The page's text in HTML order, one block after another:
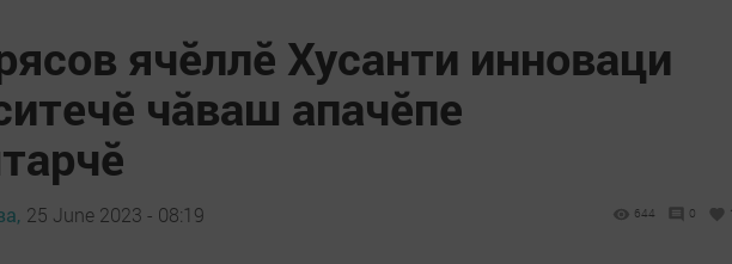
ячӗллӗ Хусанти инноваци
чăваш апачӗпе
25 June 2023 - 08:19 644 0